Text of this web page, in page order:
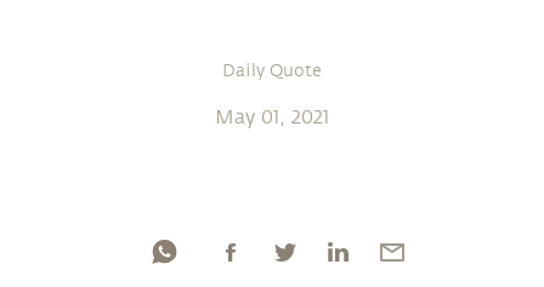
Daily Quote
May 01, 2021